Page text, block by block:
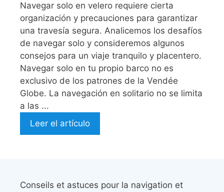
Navegar solo en velero requiere cierta
organización y precauciones para garantizar
una travesía segura. Analicemos los desafíos
de navegar solo y consideremos algunos
consejos para un viaje tranquilo y placentero.
Navegar solo en tu propio barco no es
exclusivo de los patrones de la Vendée
Globe. La navegación en solitario no se limita
a las ...
Leer el artículo
Conseils et astuces pour la navigation et